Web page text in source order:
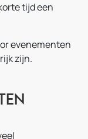
tijd een
evenementen
zijn.